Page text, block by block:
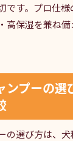
です。プロ仕
高保湿を兼ね
ンプーの選
の選び方は、